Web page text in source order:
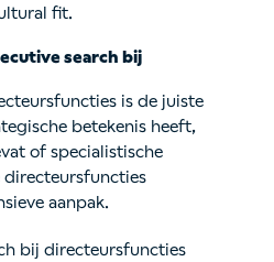
fit.
search bij
is de juiste
betekenis heeft,
of specialistische
directeursfuncties
aanpak.
bij directeursfuncties